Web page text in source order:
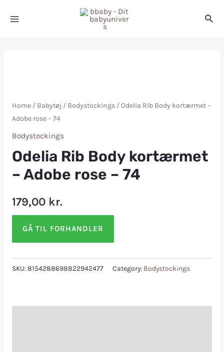
Home/ Babytøj / Bodystockings/ Odelia Rib Body kortærmet –
Adobe rose – 74
Bodystockings
Odelia Rib Body kortærmet
– Adobe rose – 74
179,00 kr.
GÅ TIL FORHANDLER
SKU:8154288698822942477 Category: Bodystockings